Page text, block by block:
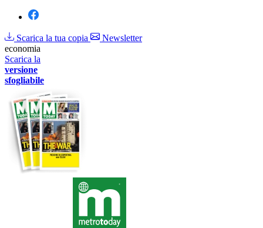
Scarica la tua copia
Newsletter
economia
Scarica la
versione
sfogliabile